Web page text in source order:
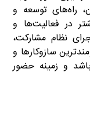
راه‌های توسعه و
در فعالیت‌ها و
نظام مشارکت‌‌،
سازوکارها و
باشد‌‌ و زمینه حضور